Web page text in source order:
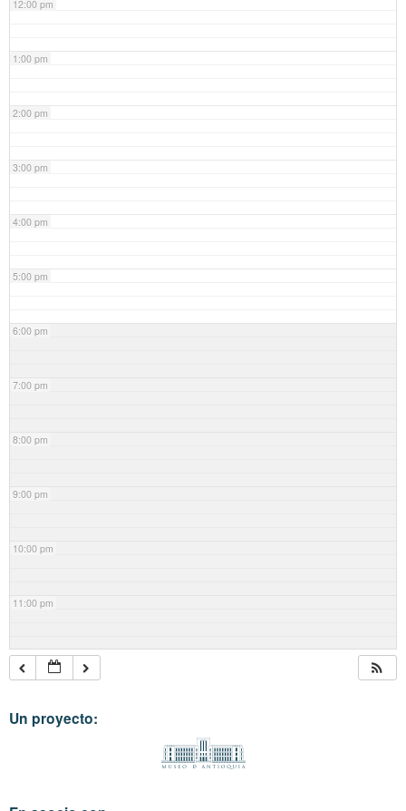
12:00 pm
1:00 pm
2:00 pm
3:00 pm
4:00 pm
5:00 pm
6:00 pm
7:00 pm
8:00 pm
9:00 pm
10:00 pm
11:00 pm
Un proyecto: